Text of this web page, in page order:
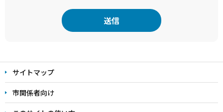
文
こ
こ
ま
サイトマップ
市関係者向け